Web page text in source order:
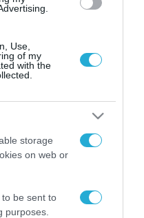
Use,
of my
with the
storage
on web or
be sent to
purposes.